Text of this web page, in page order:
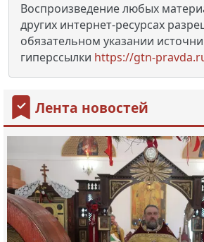
Воспроизведение любых
других интернет-ресурсах
обязательном указании
гиперссылки https://gtn-
Лента новостей